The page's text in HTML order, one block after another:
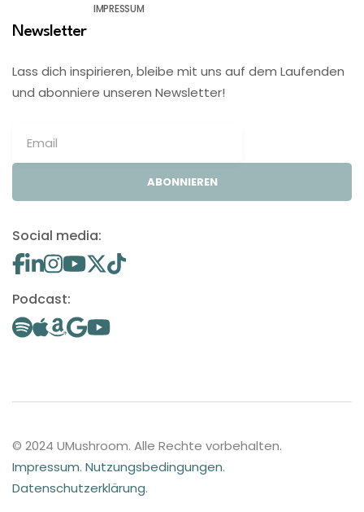
IMPRESSUM
Newsletter
Lass dich inspirieren, bleibe mit uns auf dem Laufenden
und abonniere unseren Newsletter!
ABONNIEREN
Social media:
Podcast:
© 2024 UMushroom. Alle Rechte vorbehalten.
Impressum. Nutzungsbedingungen.
Datenschutzerklärung.